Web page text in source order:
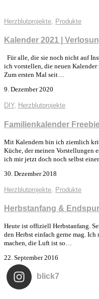
Herzblutprojekte, Produkte
Kalender 2021 |
Für alle, die sie noch nicht auf
ich vorstellen, die neuen
Zum ersten Mal seit…
9. Dezember 2020
DIY, Herzblutprojekte
Familienkalender
Mit Kalendern bin ich ziemlich
Küche, der meinen Vorstellungen
ich mir jetzt doch noch selbst
30. Dezember 2018
Herzblutprojekte Produkte
Herbstanfang &
Heute ist offiziell Herbstanfang.
den Herbst einfach gerne mag. Ich
machen, die Luft ist so…
22. September 2016
blick7